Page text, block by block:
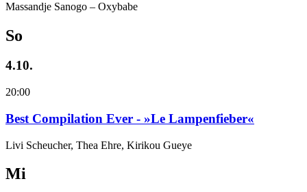
Massandje Sanogo – Oxybabe
So
4.10.
20:00
Best Compilation Ever - »Le Lampenfieber«
Livi Scheucher, Thea Ehre, Kirikou Gueye
Mi